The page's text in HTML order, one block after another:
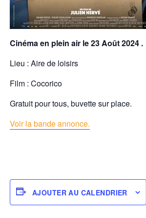
Cinéma en plein air le 23 Août 2024 .
Lieu : Aire de loisirs
Film : Cocorico
Gratuit pour tous, buvette sur place.
Voir la bande annonce.
AJOUTER AU CALENDRIER